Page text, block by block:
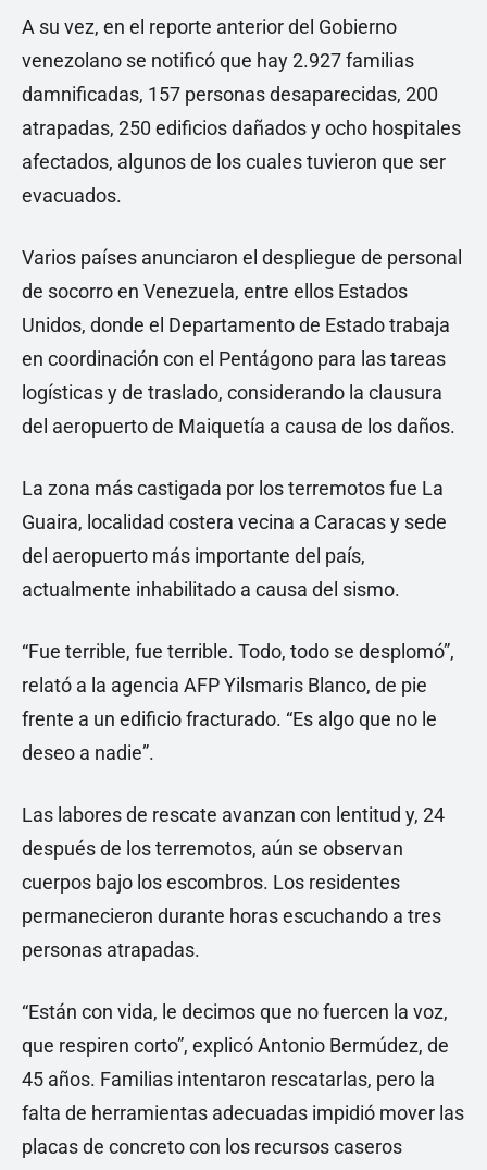
A su vez, en el reporte anterior del Gobierno
venezolano se notificó que hay 2.927 familias
damnificadas, 157 personas desaparecidas, 200
atrapadas, 250 edificios dañados y ocho hospitales
afectados, algunos de los cuales tuvieron que ser
evacuados.
Varios países anunciaron el despliegue de personal
de socorro en Venezuela, entre ellos Estados
Unidos, donde el Departamento de Estado trabaja
en coordinación con el Pentágono para las tareas
logísticas y de traslado, considerando la clausura
del aeropuerto de Maiquetía a causa de los daños.
La zona más castigada por los terremotos fue La
Guaira, localidad costera vecina a Caracas y sede
del aeropuerto más importante del país,
actualmente inhabilitado a causa del sismo.
“Fue terrible, fue terrible. Todo, todo se desplomó”,
relató a la agencia AFP Yilsmaris Blanco, de pie
frente a un edificio fracturado. “Es algo que no le
deseo a nadie”.
Las labores de rescate avanzan con lentitud y, 24
después de los terremotos, aún se observan
cuerpos bajo los escombros. Los residentes
permanecieron durante horas escuchando a tres
personas atrapadas.
“Están con vida, le decimos que no fuercen la voz,
que respiren corto”, explicó Antonio Bermúdez, de
45 años. Familias intentaron rescatarlas, pero la
falta de herramientas adecuadas impidió mover las
placas de concreto con los recursos caseros